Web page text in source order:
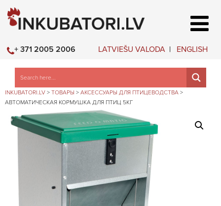
LATVIEŠU VALODA ENGLISH
+ 371 2005 2006
INKUBATORI.LV > ТОВАРЫ > АКСЕССУАРЫ ДЛЯ ПТИЦЕВОДСТВА >
АВТОМАТИЧЕСКАЯ КОРМУШКА ДЛЯ ПТИЦ 5КГ